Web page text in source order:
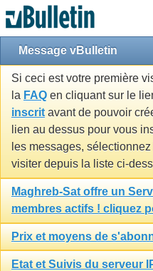
Message vBulletin
Si ceci est votre première
la FAQ en cliquant sur le
inscrit avant de pouvoir
lien au dessus pour vous
les messages,
visiter depuis la liste ci-
Maghreb-Sat offre un
membres actifs ! cliquez
Prix et moyens de
Etat et Suivis du serveur